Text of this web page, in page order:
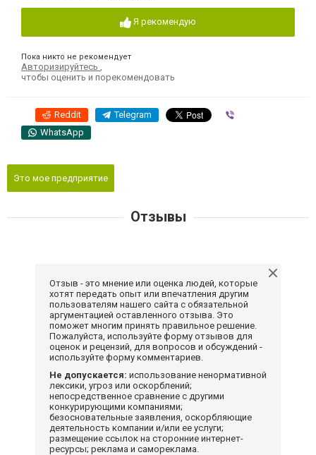
Я рекомендую
Пока никто не рекомендует
Авторизируйтесь
чтобы оценить и порекомендовать
Reddit Telegram
WhatsApp
Это мое предприятие
Отзывы
Отзыв - это мнение или оценка людей, которые
хотят передать опыт или впечатления другим
пользователям нашего сайта с обязательной
аргументацией оставленного отзыва. Это
поможет многим принять правильное решение.
Пожалуйста, используйте форму отзывов для
оценок и рецензий, для вопросов и обсуждений -
используйте форму комментариев.
Не допускается: использование ненормативной
лексики, угроз или оскорблений;
непосредственное сравнение с другими
конкурирующими компаниями;
безосновательные заявления, оскорбляющие
деятельность компании и/или ее услуги;
размещение ссылок на сторонние интернет-
ресурсы; реклама и самореклама.